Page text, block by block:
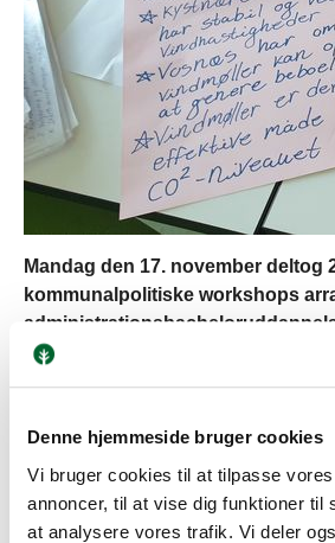
Denne hjemmeside bruger cookies
Vi bruger cookies til at tilpasse
annoncer, til at vise dig funktioner til
at analysere vores trafik. Vi deler
Mandag den 17. november deltog
kommunalpolitiske workshops
University College
en underviser fra VIA og praktikere
Viby, Egå og Marselisborg) og